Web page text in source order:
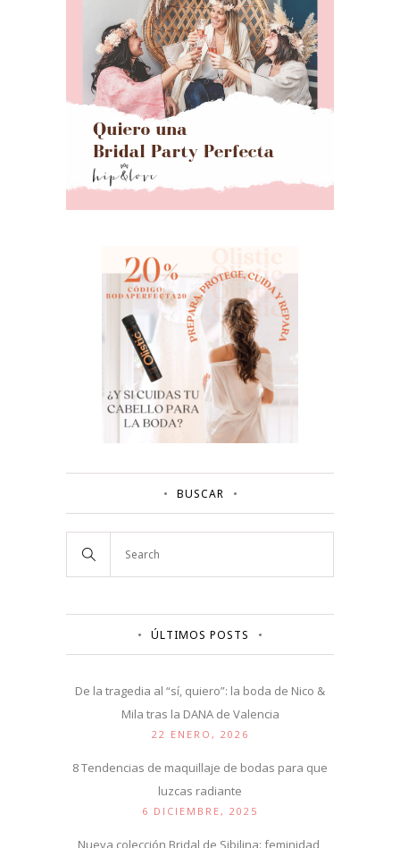
BUSCAR
ÚLTIMOS POSTS
De la tragedia al “sí, quiero”: la boda de Nico &
Mila tras la DANA de Valencia
22 ENERO, 2026
8 Tendencias de maquillaje de bodas para que
luzcas radiante
6 DICIEMBRE, 2025
Nueva colección Bridal de Sibilina: feminidad,